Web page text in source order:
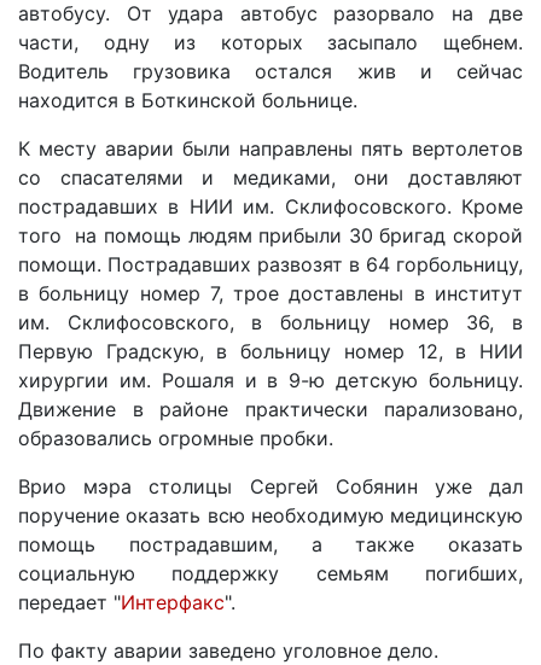
автобусу. От удара автобус разорвало на две
части, одну из которых засыпало щебнем.
Водитель грузовика остался жив и сейчас
находится в Боткинской больнице.
К месту аварии были направлены пять вертолетов
со спасателями и медиками, они доставляют
пострадавших в НИИ им. Склифосовского. Кроме
того на помощь людям прибыли 30 бригад скорой
помощи. Пострадавших развозят в 64 горбольницу,
в больницу номер 7, трое доставлены в институт
им. Склифосовского, в больницу номер 36, в
Первую Градскую, в больницу номер 12, в НИИ
хирургии им. Рошаля и в 9-ю детскую больницу.
Движение в районе практически парализовано,
образовались огромные пробки.
Врио мэра столицы Сергей Собянин уже дал
поручение оказать всю необходимую медицинскую
помощь пострадавшим, а также оказать
социальную поддержку семьям погибших,
передает "Интерфакс".
По факту аварии заведено уголовное дело.